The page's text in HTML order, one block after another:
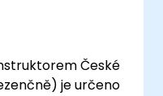
výkon
České
je určeno